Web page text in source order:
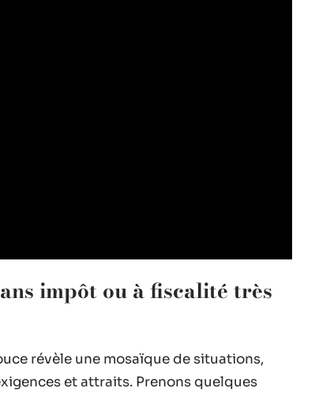
impôt ou à fiscalité très
révèle une mosaïque de situations,
et attraits. Prenons quelques